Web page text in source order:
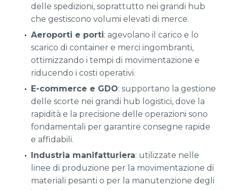
delle spedizioni, soprattutto nei grandi hub
che gestiscono volumi elevati di merce.
Aeroporti e porti: agevolano il carico e lo
scarico di container e merci ingombranti,
ottimizzando i tempi di movimentazione e
riducendo i costi operativi.
E-commerce e GDO: supportano la gestione
delle scorte nei grandi hub logistici, dove la
rapidità e la precisione delle operazioni sono
fondamentali per garantire consegne rapide
e affidabili.
Industria manifatturiera: utilizzate nelle
linee di produzione per la movimentazione di
materiali pesanti o per la manutenzione degli